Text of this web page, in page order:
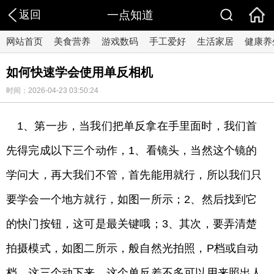
返回 一点知道
网站首页 美食营养 游戏数码 手工爱好 生活家居 健康养
如何快速学会使用单反相机
时间：2026-04-23 03:50:24
1、第一步，当我们把单反拿在手里面时，我们首
先得完成以下三个动作，1、看镜头，当然这个镜的
学问大，再大我们不管，首先能用就行，所以我们只
要学会一个地方就行，如图一所示；2、然后找到它
的快门按钮，这可是最关键哦；3、其次，要弄清楚
拍摄模式，如图二所示，般自然光拍照，P档或自动